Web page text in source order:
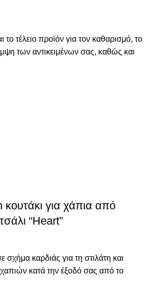
το τέλειο προϊόν για τον καθαρισμό, το
των αντικειμένων σας, καθώς και
για χάπια από
“Heart”
καρδιάς για τη στιλάτη και
κατά την έξοδό σας από το